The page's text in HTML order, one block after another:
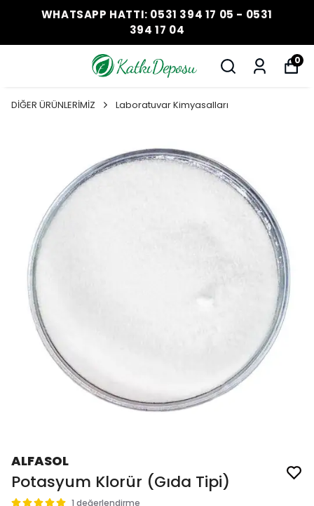
WHATSAPP HATTI: 0531 394 17 05 - 0531
394 17 04
0
DİĞER ÜRÜNLERİMİZ Laboratuvar Kimyasalları
ALFASOL
Potasyum Klorür (Gıda Tipi)
1 değerlendirme